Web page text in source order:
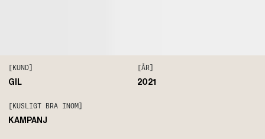
[KUND]
GIL
[ÅR]
2021
[KUSLIGT BRA INOM]
KAMPANJ